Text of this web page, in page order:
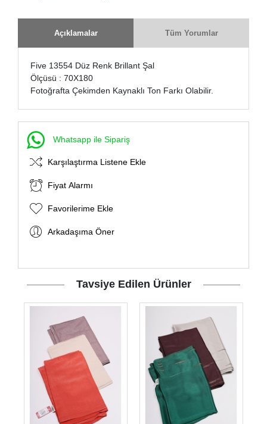
Açıklamalar Tüm Yorumlar
Five 13554 Düz Renk Brillant Şal
Ölçüsü : 70X180
Fotoğrafta Çekimden Kaynaklı Ton Farkı Olabilir.
Whatsapp ile Sipariş
Karşılaştırma Listene Ekle
Fiyat Alarmı
Favorilerime Ekle
Arkadaşıma Öner
Tavsiye Edilen Ürünler